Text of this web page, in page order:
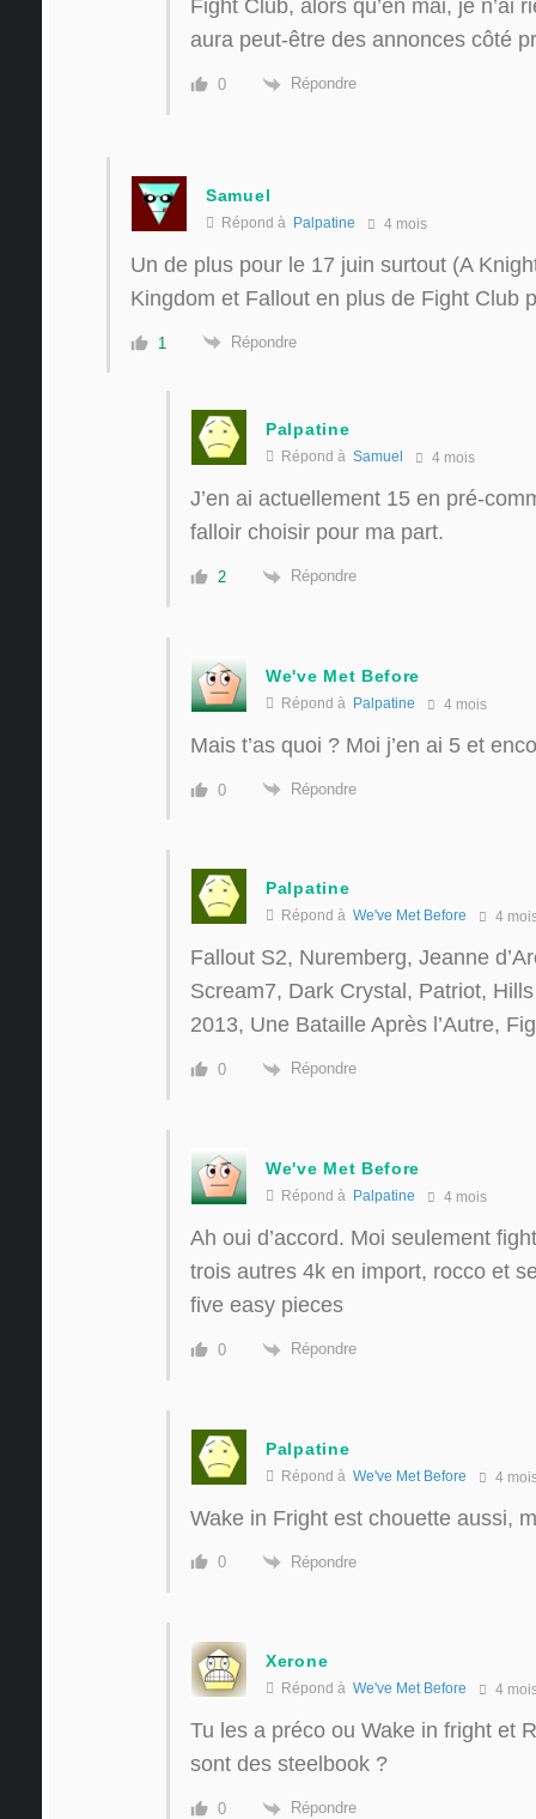
Fight Club, alors qu’en mai, je n’ai
aura peut-être des annonces côté
0 Répondre
Samuel
Répond à Palpatine 4 mois
Un de plus pour le 17 juin surtout (A
Kingdom et Fallout en plus de Fight Club
1 Répondre
Palpatine
Répond à Samuel 4 mois
J’en ai actuellement 15 en pré-
falloir choisir pour ma part.
2 Répondre
We've Met Before
Répond à Palpatine 4 mois
Mais t’as quoi ? Moi j’en ai 5 et
0 Répondre
Palpatine
Répond à We've Met Before 4
Fallout S2, Nuremberg, Jeanne
Scream7, Dark Crystal, Patriot,
2013, Une Bataille Après l’Autre,
0 Répondre
We've Met Before
Répond à Palpatine 4 mois
Ah oui d’accord. Moi seulement
trois autres 4k en import, rocco et
five easy pieces
0 Répondre
Palpatine
Répond à We've Met Before 4
Wake in Fright est chouette aussi,
0 Répondre
Xerone
Répond à We've Met Before 4
Tu les a préco ou Wake in fright et
sont des steelbook ?
0 Répondre